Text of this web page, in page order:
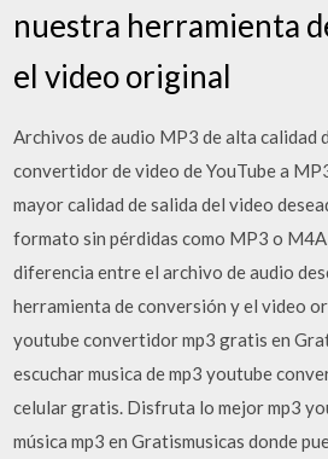
nuestra herramienta
el video original
Archivos de audio MP3 de alta calidad
convertidor de video de YouTube a
mayor calidad de salida del video
formato sin pérdidas como MP3 o
diferencia entre el archivo de audio
herramienta de conversión y el video
youtube convertidor mp3 gratis en
escuchar musica de mp3 youtube
celular gratis. Disfruta lo mejor mp3
música mp3 en Gratismusicas donde